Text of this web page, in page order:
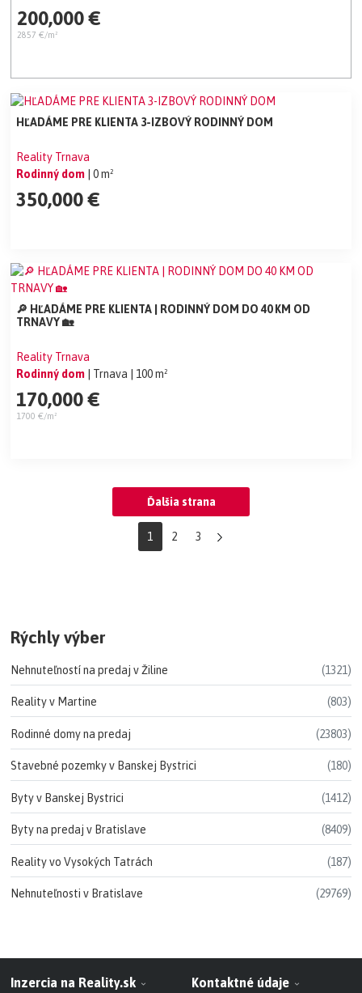
200,000 €
2857 €/m²
HĽADÁME PRE KLIENTA 3-IZBOVÝ RODINNÝ DOM
Reality Trnava
Rodinný dom | 0 m²
350,000 €
🔎 HĽADÁME PRE KLIENTA | RODINNÝ DOM DO 40 KM OD
TRNAVY 🏡
Reality Trnava
Rodinný dom
| Trnava | 100 m²
170,000 €
1700 €/m²
Ďalšia strana
1 2 3
Rýchly výber
Nehnuteľností na predaj v Žiline (1321)
Reality v Martine (803)
Rodinné domy na predaj (23803)
Stavebné pozemky v Banskej Bystrici (180)
Byty v Banskej Bystrici (1412)
Byty na predaj v Bratislave (8409)
Reality vo Vysokých Tatrách (187)
Nehnuteľnosti v Bratislave (29769)
Inzercia na Reality.sk Kontaktné údaje